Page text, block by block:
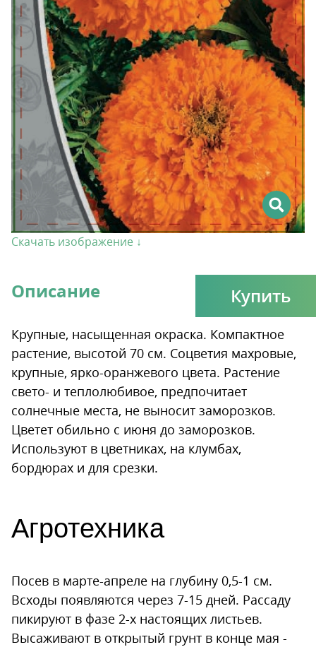
Скачать изображение ↓
Купить
Описание
Крупные, насыщенная окраска. Компактное
растение, высотой 70 см. Соцветия махровые,
крупные, ярко-оранжевого цвета. Растение
свето- и теплолюбивое, предпочитает
солнечные места, не выносит заморозков.
Цветет обильно с июня до заморозков.
Используют в цветниках, на клумбах,
бордюрах и для срезки.
Агротехника
Посев в марте-апреле на глубину 0,5-1 см.
Всходы появляются через 7-15 дней. Рассаду
пикируют в фазе 2-х настоящих листьев.
Высаживают в открытый грунт в конце мая -